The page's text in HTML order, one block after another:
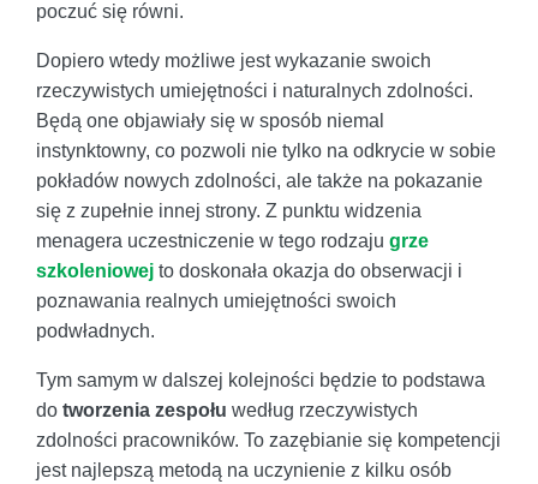
poczuć się równi.
Dopiero wtedy możliwe jest wykazanie swoich
rzeczywistych umiejętności i naturalnych zdolności.
Będą one objawiały się w sposób niemal
instynktowny, co pozwoli nie tylko na odkrycie w sobie
pokładów nowych zdolności, ale także na pokazanie
się z zupełnie innej strony. Z punktu widzenia
menagera uczestniczenie w tego rodzaju grze
szkoleniowej to doskonała okazja do obserwacji i
poznawania realnych umiejętności swoich
podwładnych.
Tym samym w dalszej kolejności będzie to podstawa
do tworzenia zespołu według rzeczywistych
zdolności pracowników. To zazębianie się kompetencji
jest najlepszą metodą na uczynienie z kilku osób